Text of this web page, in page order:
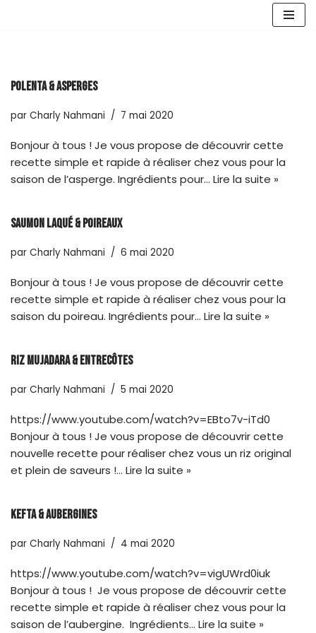
Polenta & asperges
par Charly Nahmani 7 mai 2020
Bonjour à tous ! Je vous propose de découvrir cette
recette simple et rapide à réaliser chez vous pour la
saison de l’asperge. Ingrédients pour… Lire la suite »
Saumon laqué & poireaux
par Charly Nahmani 6 mai 2020
Bonjour à tous ! Je vous propose de découvrir cette
recette simple et rapide à réaliser chez vous pour la
saison du poireau. Ingrédients pour… Lire la suite »
Riz mujadara & entrecôtes
par Charly Nahmani 5 mai 2020
https://www.youtube.com/watch?v=EBto7v-iTd0
Bonjour à tous ! Je vous propose de découvrir cette
nouvelle recette pour réaliser chez vous un riz original
et plein de saveurs !… Lire la suite »
Kefta & aubergines
par Charly Nahmani 4 mai 2020
https://www.youtube.com/watch?v=vigUWrd0iuk
Bonjour à tous ! Je vous propose de découvrir cette
recette simple et rapide à réaliser chez vous pour la
saison de l’aubergine. Ingrédients… Lire la suite »